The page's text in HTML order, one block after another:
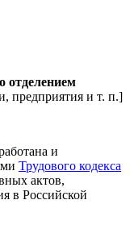
отделением
предприятия и т. п.]
и
Трудового кодекса
актов,
в Российской